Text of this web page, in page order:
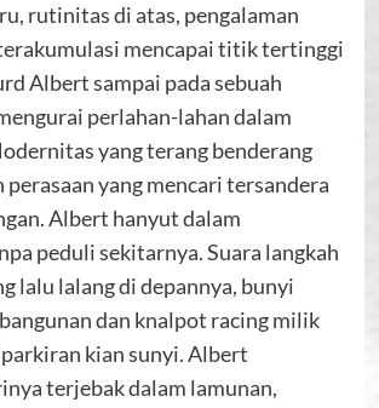
rutinitas di atas, pengalaman
mencapai titik tertinggi
Albert sampai pada sebuah
perlahan-lahan dalam
yang terang benderang
yang mencari tersandera
Albert hanyut dalam
peduli sekitarnya. Suara langkah
lalu lalang di depannya, bunyi
dan knalpot racing milik
kian sunyi. Albert
terjebak dalam lamunan,